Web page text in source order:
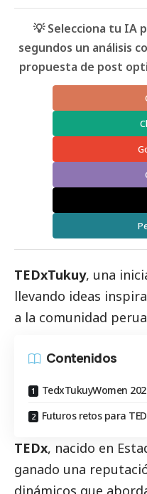
💡 Selecciona tu IA
segundos un análisis
propuesta de post
TEDxTukuy, una
llevando ideas
a la comunidad
Contenidos
TedxTukuyWomen
Futuros retos para
TEDx, nacido en
ganado una
dinámicos que